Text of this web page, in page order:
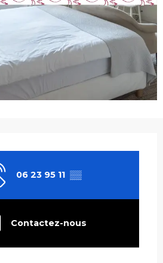
06 23 95 11 ▒▒
Contactez-nous